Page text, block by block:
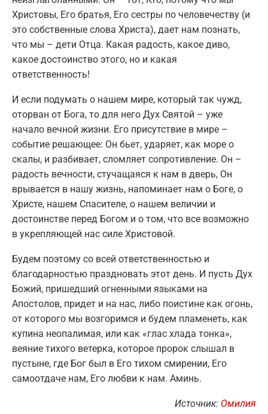
Христовы, Его братья, Его сестры по человечеству (и
это собственные слова Христа), дает нам познать,
что мы – дети Отца. Какая радость, какое диво,
какое достоинство этого, но и какая
ответственность!
И если подумать о нашем мире, который так чужд,
оторван от Бога, то для него Дух Святой – уже
начало вечной жизни. Его присутствие в мире –
событие решающее: Он бьет, ударяет, как море о
скалы, и разбивает, сломляет сопротивление. Он –
радость вечности, стучащаяся к нам в дверь, Он
врывается в нашу жизнь, напоминает нам о Боге, о
Христе, нашем Спасителе, о нашем величии и
достоинстве перед Богом и о том, что все возможно
в укрепляющей нас силе Христовой.
Будем поэтому со всей ответственностью и
благодарностью праздновать этот день. И пусть Дух
Божий, пришедший огненными языками на
Апостолов, придет и на нас, либо поистине как огонь,
от которого мы возгоримся и будем пламенеть, как
купина неопалимая, или как «глас хлада тонка»,
веяние тихого ветерка, которое пророк слышал в
пустыне, где Бог был в Его тихом смирении, Его
самоотдаче нам, Его любви к нам. Аминь.
Источник: Омилия